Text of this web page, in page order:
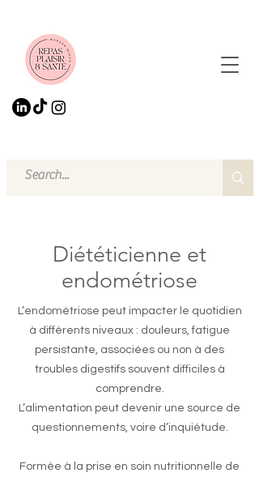
Diététicienne et
endométriose
L’endométriose peut impacter le quotidien
à différents niveaux : douleurs, fatigue
persistante, associées ou non à des
troubles digestifs souvent difficiles à
comprendre.
L’alimentation peut devenir une source de
questionnements, voire d’inquiétude.
Formée à la prise en soin nutritionnelle de